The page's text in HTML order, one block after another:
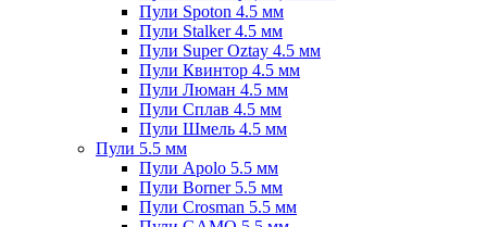
Пули Spoton 4.5 мм
Пули Stalker 4.5 мм
Пули Super Oztay 4.5 мм
Пули Квинтор 4.5 мм
Пули Люман 4.5 мм
Пули Сплав 4.5 мм
Пули Шмель 4.5 мм
Пули 5.5 мм
Пули Apolo 5.5 мм
Пули Borner 5.5 мм
Пули Crosman 5.5 мм